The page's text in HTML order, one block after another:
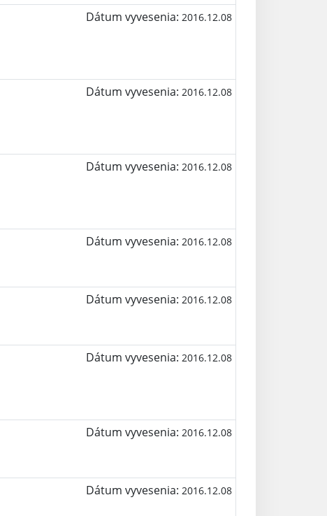
Dátum vyvesenia: 2016.12.08
Dátum vyvesenia: 2016.12.08
Dátum vyvesenia: 2016.12.08
Dátum vyvesenia: 2016.12.08
Dátum vyvesenia: 2016.12.08
Dátum vyvesenia: 2016.12.08
Dátum vyvesenia: 2016.12.08
Dátum vyvesenia: 2016.12.08